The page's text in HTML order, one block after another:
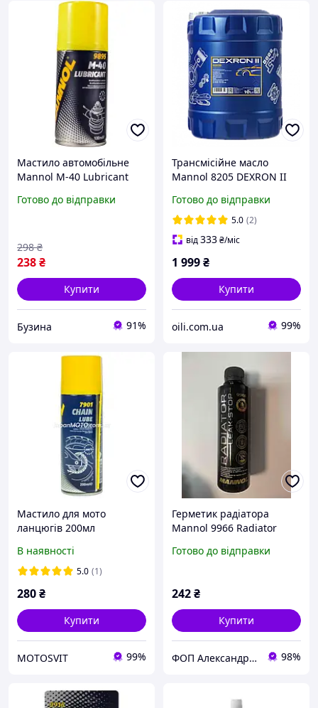
Мастило автомобільне
Mannol M-40 Lubricant
Готово до відправки
238₴
298 ₴
Купити
Бузина 91%
Трансмісійне масло
Mannol 8205 DEXRON II
рідина ГУР, червоне)
Готово до відправки
5.0 (2)
від333₴/міс
1 999₴
Купити
oili.com.ua 99%
Мастило для мото
ланцюгів 200мл
Lube) MANNOL
В наявності
5.0 (1)
280₴
Купити
MOTOSVIT 99%
Герметик радіатора
Mannol 9966 Radiator
Готово до відправки
242₴
Купити
ФОП Александрова Ірина Анатоліївна 98%